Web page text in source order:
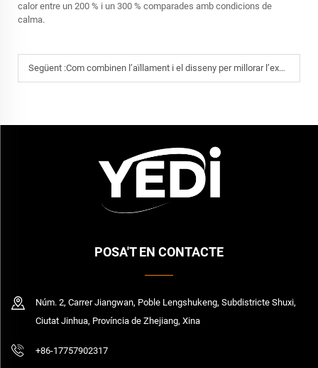
calor entre un 200 % i un 300 % comparades amb condicions de
calma.
Següent :Com combinen l’aïllament i el disseny per millorar l’experiència amb les copes per vi
POSA'T EN CONTACTE
Núm. 2, Carrer Jiangwan, Poble Lengshukeng, Subdistricte Shuxi,
Ciutat Jinhua, Província de Zhejiang, Xina
+86-17757902317